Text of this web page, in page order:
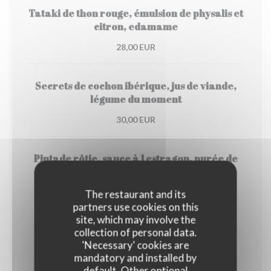
The restaurant and its
partners use cookies on this
site, which may involve the
collection of personal data.
'Necessary' cookies are
mandatory and installed by
Tataki de thon rouge, émulsion de physalis et
citron, edamame
28,00 EUR
Secrets de cochon ibérique, jus de viande,
légume du moment
30,00 EUR
Pintade rôtie, sauce à l estragon, purée de
25,00 EUR
Fromage